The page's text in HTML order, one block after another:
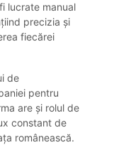
lucrate manual
precizia și
fiecărei
de
pentru
are și rolul de
constant de
românească.